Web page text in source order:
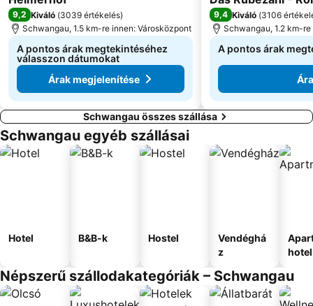
9,2 Kiváló (3039 értékelés)
Schwangau, 1.5 km-re innen: Városközpont
A pontos árak megtekintéséhez
válasszon dátumokat
Árak megjelenítése
9,4 Kiváló (3106
Schwangau, 1.2 km-
A pontos árak
Schwangau összes szállása
Schwangau egyéb szállásai
Hotel B&B-k Hostel
Vendéghá
z
hotel
Népszerű szállodakategóriák – Schwangau